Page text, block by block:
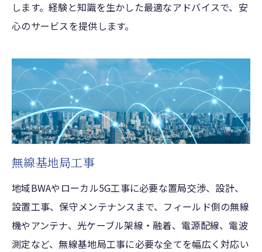
します。経験と知識を生かした最適なアドバイスで、安
心のサービスを提供します。
無線基地局工事
地域BWAやローカル5G工事に必要な置局交渉、設計、
設置工事、保守メンテナンスまで、フィールド側の無線
機やアンテナ、光ケーブル架線・融着、電源配線、電波
測定など、無線基地局工事に必要な全てを幅広く対応い